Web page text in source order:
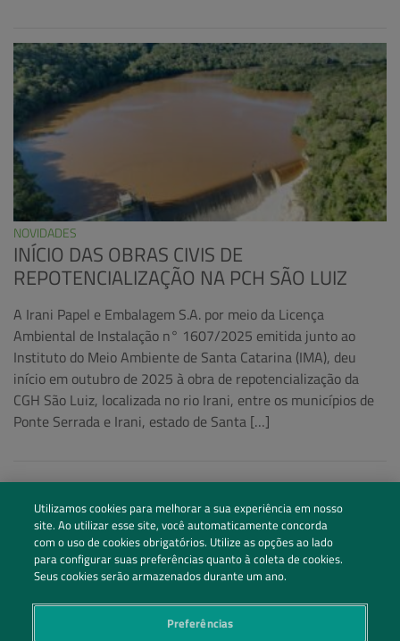
NOVIDADES
INÍCIO DAS OBRAS CIVIS DE
REPOTENCIALIZAÇÃO NA PCH SÃO LUIZ
A Irani Papel e Embalagem S.A. por meio da Licença
Ambiental de Instalação n° 1607/2025 emitida junto ao
Instituto do Meio Ambiente de Santa Catarina (IMA), deu
início em outubro de 2025 à obra de repotencialização da
CGH São Luiz, localizada no rio Irani, entre os municípios de
Ponte Serrada e Irani, estado de Santa […]
Utilizamos cookies para melhorar a sua experiência em nosso
site. Ao utilizar esse site, você automaticamente concorda
com o uso de cookies obrigatórios. Utilize as opções ao lado
para configurar suas preferências quanto à coleta de cookies.
Seus cookies serão armazenados durante um ano.
Preferências